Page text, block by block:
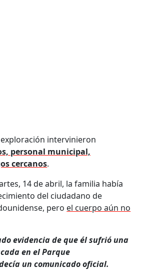
intervinieron
personal municipal,
cercanos.
14 de abril, la familia había
del ciudadano de
pero el cuerpo aún no
evidencia de que él sufrió una
en el Parque
un comunicado oficial.